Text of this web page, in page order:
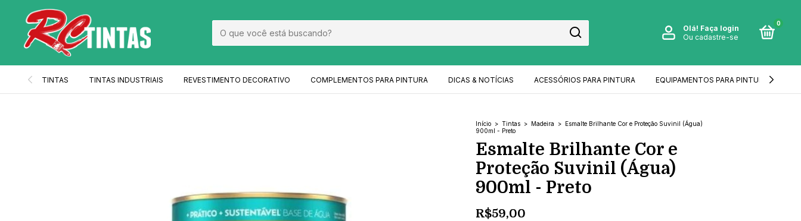
Olá! Faça login
Ou cadastre-se
0
TINTAS TINTAS INDUSTRIAIS REVESTIMENTO DECORATIVO COMPLEMENTOS PARA PINTURA DICAS & NOTÍCIAS ACESSÓRIOS PARA PINTURA EQUIPAMENTOS PARA PINTURA
Início > Tintas > Madeira > Esmalte Brilhante Cor e Proteção Suvinil (Água)
900ml - Preto
Esmalte Brilhante Cor e
Proteção Suvinil (Água)
900ml - Preto
R$59,00